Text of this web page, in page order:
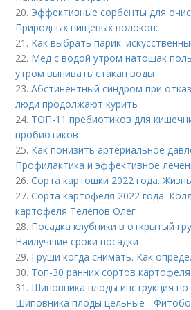
20. Эффективные сорбенты для
Природных пищевых волокон:
21. Как выбрать парик:
22. Мед с водой утром натощак
утром выпивать стакан воды
23.Абстинентный синдром при
люди продолжают курить
24. ТОП-11 пребиотиков для
пробиотиков
25. Как понизить артериальное
Профилактика и эффективное
26.Сорта картошки 2022 года.
27.Сорта картофеля 2022 года.
картофеля Телепов Олег
28. Посадка клубники в открытый
Наилучшие сроки посадки
29. Груши когда снимать. Как
30. Топ-30 ранних сортов
31. Шиповника плоды инструкция
Шиповника плоды цельные -